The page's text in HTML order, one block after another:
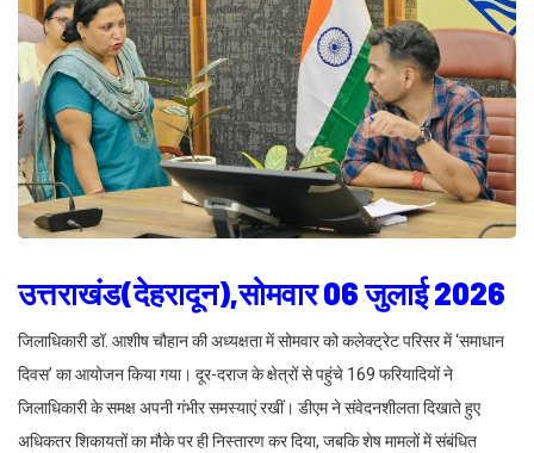
उत्तराखंड(देहरादून),सोमवार 06 जुलाई 2026
जिलाधिकारी डॉ. आशीष चौहान की अध्यक्षता में सोमवार को कलेक्ट्रेट परिसर में ‘समाधान
दिवस’ का आयोजन किया गया। दूर-दराज के क्षेत्रों से पहुंचे 169 फरियादियों ने
जिलाधिकारी के समक्ष अपनी गंभीर समस्याएं रखीं। डीएम ने संवेदनशीलता दिखाते हुए
अधिकतर शिकायतों का मौके पर ही निस्तारण कर दिया, जबकि शेष मामलों में संबंधित